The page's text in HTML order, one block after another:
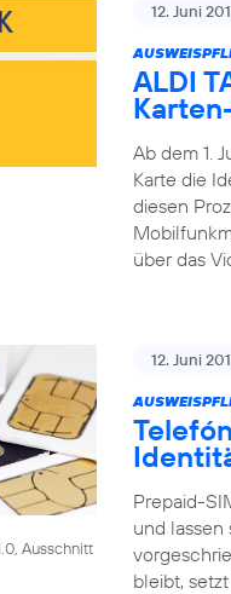
12. Juni
ALDI
Ab dem 1.
Karte die
diesen
über das
Ausschnitt
12. Juni
Prepaid-
und lassen
bleibt,